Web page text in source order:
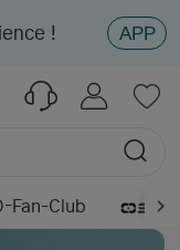
! APP
Fan-Club